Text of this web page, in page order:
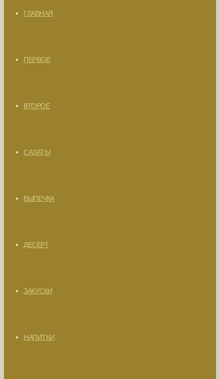
ГЛАВНАЯ
ПЕРВОЕ
ВТОРОЕ
САЛАТЫ
ВЫПЕЧКА
ДЕСЕРТ
ЗАКУСКИ
НАПИТКИ